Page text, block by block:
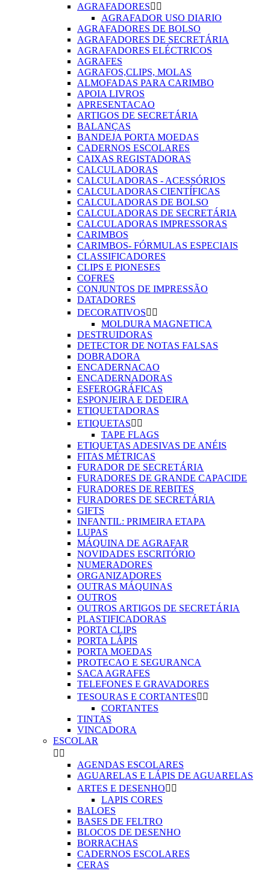
AGRAFADORES 
AGRAFADOR USO DIARIO
AGRAFADORES DE BOLSO
AGRAFADORES DE SECRETÁRIA
AGRAFADORES ELÉCTRICOS
AGRAFES
AGRAFOS,CLIPS, MOLAS
ALMOFADAS PARA CARIMBO
APOIA LIVROS
APRESENTACAO
ARTIGOS DE SECRETÁRIA
BALANÇAS
BANDEJA PORTA MOEDAS
CADERNOS ESCOLARES
CAIXAS REGISTADORAS
CALCULADORAS
CALCULADORAS - ACESSÓRIOS
CALCULADORAS CIENTÍFICAS
CALCULADORAS DE BOLSO
CALCULADORAS DE SECRETÁRIA
CALCULADORAS IMPRESSORAS
CARIMBOS
CARIMBOS- FÓRMULAS ESPECIAIS
CLASSIFICADORES
CLIPS E PIONESES
COFRES
CONJUNTOS DE IMPRESSÃO
DATADORES
DECORATIVOS 
MOLDURA MAGNETICA
DESTRUIDORAS
DETECTOR DE NOTAS FALSAS
DOBRADORA
ENCADERNACAO
ENCADERNADORAS
ESFEROGRÁFICAS
ESPONJEIRA E DEDEIRA
ETIQUETADORAS
ETIQUETAS 
TAPE FLAGS
ETIQUETAS ADESIVAS DE ANÉIS
FITAS MÉTRICAS
FURADOR DE SECRETÁRIA
FURADORES DE GRANDE CAPACIDE
FURADORES DE REBITES
FURADORES DE SECRETÁRIA
GIFTS
INFANTIL: PRIMEIRA ETAPA
LUPAS
MÁQUINA DE AGRAFAR
NOVIDADES ESCRITÓRIO
NUMERADORES
ORGANIZADORES
OUTRAS MÁQUINAS
OUTROS
OUTROS ARTIGOS DE SECRETÁRIA
PLASTIFICADORAS
PORTA CLIPS
PORTA LÁPIS
PORTA MOEDAS
PROTECAO E SEGURANCA
SACA AGRAFES
TELEFONES E GRAVADORES
TESOURAS E CORTANTES 
CORTANTES
TINTAS
VINCADORA
ESCOLAR
 
AGENDAS ESCOLARES
AGUARELAS E LÁPIS DE AGUARELAS
ARTES E DESENHO 
LAPIS CORES
BALOES
BASES DE FELTRO
BLOCOS DE DESENHO
BORRACHAS
CADERNOS ESCOLARES
CERAS